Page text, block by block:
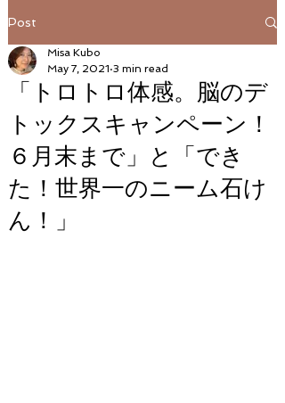
Post
「トロトロ体感。脳のデ
トックスキャンペーン！
６月末まで」と「でき
た！世界一のニーム石け
ん！」
Misa Kubo
May 7, 2021 3 min read